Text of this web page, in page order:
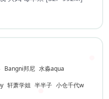
Bangni邦尼 水淼aqua
轩萧学姐 半半子 小仓千代w